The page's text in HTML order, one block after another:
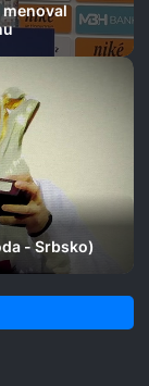
menoval
- Srbsko)